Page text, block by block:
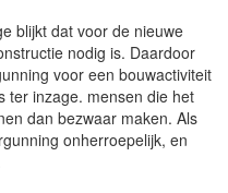
blijkt dat voor de nieuwe
nodig is. Daardoor
voor een bouwactiviteit
ter inzage. mensen die het
dan bezwaar maken. Als
onherroepelijk, en